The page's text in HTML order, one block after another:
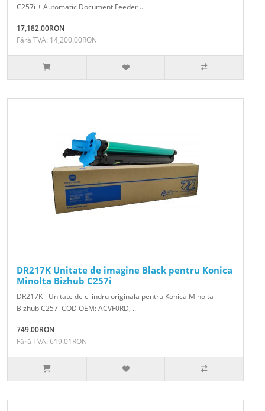
C257i + Automatic Document Feeder ..
17,182.00RON
Fără TVA: 14,200.00RON
DR217K Unitate de imagine Black pentru Konica
Minolta Bizhub C257i
DR217K - Unitate de cilindru originala pentru Konica Minolta
Bizhub C257i COD OEM: ACVF0RD, ..
749.00RON
Fără TVA: 619.01RON